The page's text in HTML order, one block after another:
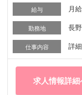
給与 月
勤務地 長
仕事内容 詳
求人情報詳細